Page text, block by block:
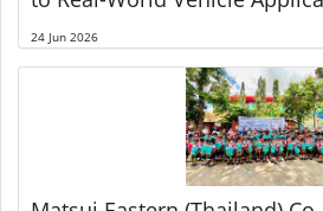
24 Jun 2026